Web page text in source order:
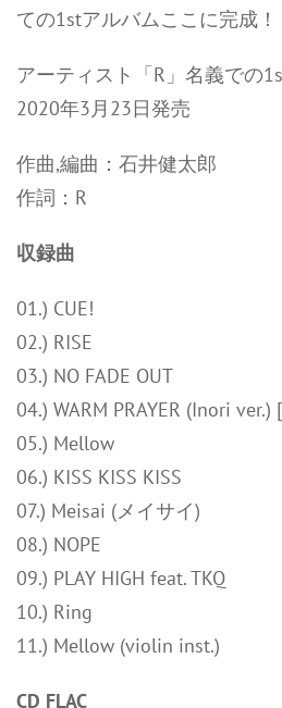
ての1stアルバムここに完成！
アーティスト「R」名義での
2020年3月23日発売
作曲,編曲：石井健太郎
作詞：R
収録曲
01.) CUE!
02.) RISE
03.) NO FADE OUT
04.) WARM PRAYER (Inori ver.)
05.) Mellow
06.) KISS KISS KISS
07.) Meisai (メイサイ)
08.) NOPE
09.) PLAY HIGH feat. TKQ
10.) Ring
11.) Mellow (violin inst.)
CD FLAC